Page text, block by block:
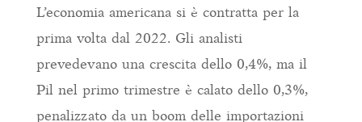
L’economia americana si è contratta per la
prima volta dal 2022. Gli analisti
prevedevano una crescita dello 0,4%, ma il
Pil nel primo trimestre è calato dello 0,3%,
penalizzato da un boom delle importazioni